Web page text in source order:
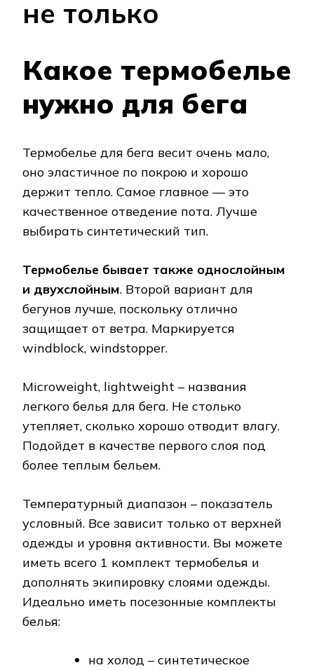
Какое термобелье
нужно для бега
Термобелье для бега весит очень мало,
оно эластичное по покрою и хорошо
держит тепло. Самое главное — это
качественное отведение пота. Лучше
выбирать синтетический тип.
Термобелье бывает также однослойным
и двухслойным. Второй вариант для
бегунов лучше, поскольку отлично
защищает от ветра. Маркируется
windblock, windstopper.
Microweight, lightweight – названия
легкого белья для бега. Не столько
утепляет, сколько хорошо отводит влагу.
Подойдет в качестве первого слоя под
более теплым бельем.
Температурный диапазон – показатель
условный. Все зависит только от верхней
одежды и уровня активности. Вы можете
иметь всего 1 комплект термобелья и
дополнять экипировку слоями одежды.
Идеально иметь посезонные комплекты
белья:
на холод – синтетическое